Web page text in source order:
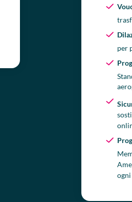
per
ogni